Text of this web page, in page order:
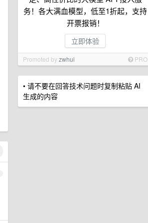
务！各大满血模型，低至1折起，支持
开票报销！
立即体验
Promoted byzwhui PRO
• 请不要在回答技术问题时复制粘贴 AI
生成的内容